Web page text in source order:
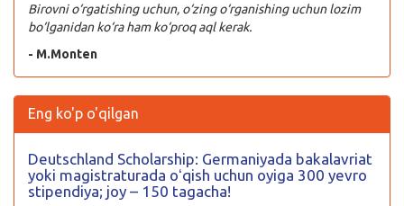
Birovni o‘rgatishing uchun, o‘zing o‘rganishing uchun lozim
bo‘lganidan ko‘ra ham ko‘proq aql kerak.
- M.Monten
Eng ko'p o'qilgan
Deutschland Scholarship: Germaniyada bakalavriat
yoki magistraturada oʻqish uchun oyiga 300 yevro
stipendiya; joy – 150 tagacha!